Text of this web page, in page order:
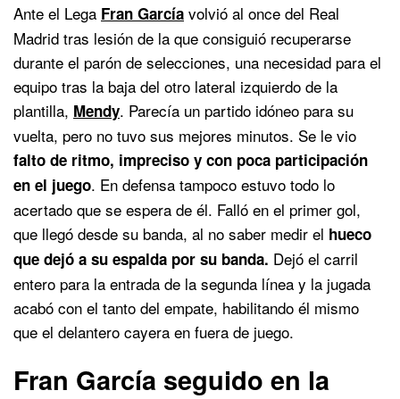
Ante el Lega Fran García volvió al once del Real
Madrid tras lesión de la que consiguió recuperarse
durante el parón de selecciones, una necesidad para el
equipo tras la baja del otro lateral izquierdo de la
plantilla, Mendy. Parecía un partido idóneo para su
vuelta, pero no tuvo sus mejores minutos. Se le vio
falto de ritmo, impreciso y con poca participación
en el juego. En defensa tampoco estuvo todo lo
acertado que se espera de él. Falló en el primer gol,
que llegó desde su banda, al no saber medir el hueco
que dejó a su espalda por su banda. Dejó el carril
entero para la entrada de la segunda línea y la jugada
acabó con el tanto del empate, habilitando él mismo
que el delantero cayera en fuera de juego.
Fran García seguido en la